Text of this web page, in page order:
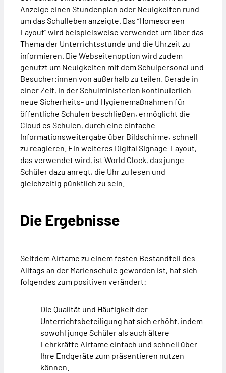
Anzeige einen Stundenplan oder Neuigkeiten rund
um das Schulleben anzeigte. Das “Homescreen
Layout” wird beispielsweise verwendet um über das
Thema der Unterrichtsstunde und die Uhrzeit zu
informieren. Die Webseitenoption wird zudem
genutzt um Neuigkeiten mit dem Schulpersonal und
Besucher:innen von außerhalb zu teilen. Gerade in
einer Zeit, in der Schulministerien kontinuierlich
neue Sicherheits- und Hygienemaßnahmen für
öffentliche Schulen beschließen, ermöglicht die
Cloud es Schulen, durch eine einfache
Informationsweitergabe über Bildschirme, schnell
zu reagieren. Ein weiteres Digital Signage-Layout,
das verwendet wird, ist World Clock, das junge
Schüler dazu anregt, die Uhr zu lesen und
gleichzeitig pünktlich zu sein.
Die Ergebnisse
Seitdem Airtame zu einem festen Bestandteil des
Alltags an der Marienschule geworden ist, hat sich
folgendes zum positiven verändert:
Die Qualität und Häufigkeit der
Unterrichtsbeteiligung hat sich erhöht, indem
sowohl junge Schüler als auch ältere
Lehrkräfte Airtame einfach und schnell über
Ihre Endgeräte zum präsentieren nutzen
können.